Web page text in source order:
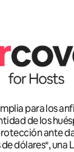
para los
de los
ante
dólares*, una